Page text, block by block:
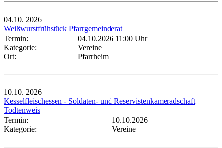
04.10. 2026
Weißwurstfrühstück Pfarrgemeinderat
Termin:
04.10.2026 11:00 Uhr
Kategorie:
Vereine
Ort:
Pfarrheim
10.10. 2026
Kesselfleischessen - Soldaten- und Reservistenkameradschaft
Todtenweis
Termin:
10.10.2026
Kategorie:
Vereine